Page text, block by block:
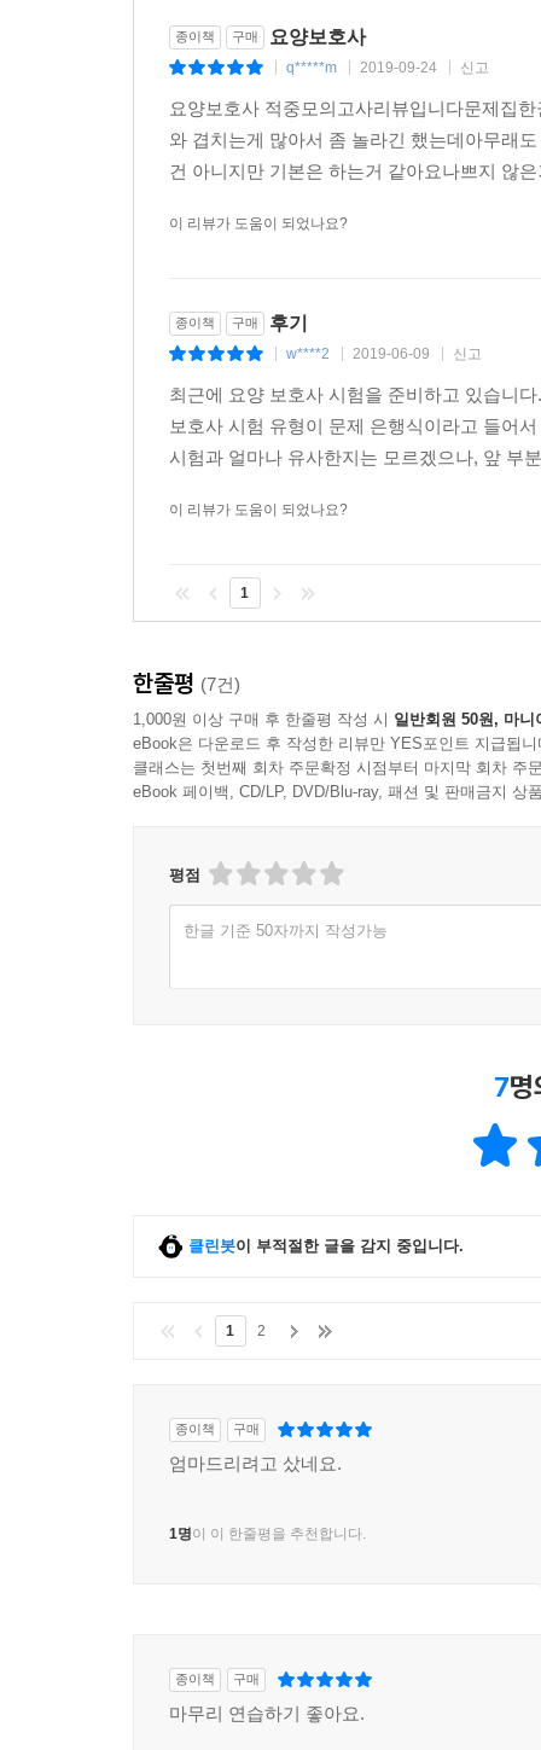
종이책 구매 요양보호사
q*****m 2019-09-24 신고
요양보호사 적중모의고사리뷰입니다문제집
와 겹치는게 많아서 좀 놀라긴 했는데아무래
건 아니지만 기본은 하는거 같아요나쁘지 않
이 리뷰가 도움이 되었나요?
종이책 구매 후기
w****2 2019-06-09 신고
최근에 요양 보호사 시험을 준비하고 있습니
보호사 시험 유형이 문제 은행식이라고 들어
시험과 얼마나 유사한지는 모르겠으나, 앞 부
이 리뷰가 도움이 되었나요?
1
한줄평 (7건)
1,000원 이상 구매 후 한줄평 작성 시 일반회원 50원, 마니
eBook은 다운로드 후 작성한 리뷰만 YES포인트 지급됩니
클래스는 첫번째 회차 주문확정 시점부터 마지막 회차 주
eBook 페이백, CD/LP, DVD/Blu-ray, 패션 및 판매금지 상
평점
한글 기준 50자까지 작성가능
7
클린봇이 부적절한 글을 감지 중입니다.
1 2
종이책 구매
엄마드리려고 샀네요.
1명이 이 한줄평을 추천합니다.
종이책 구매
마무리 연습하기 좋아요.